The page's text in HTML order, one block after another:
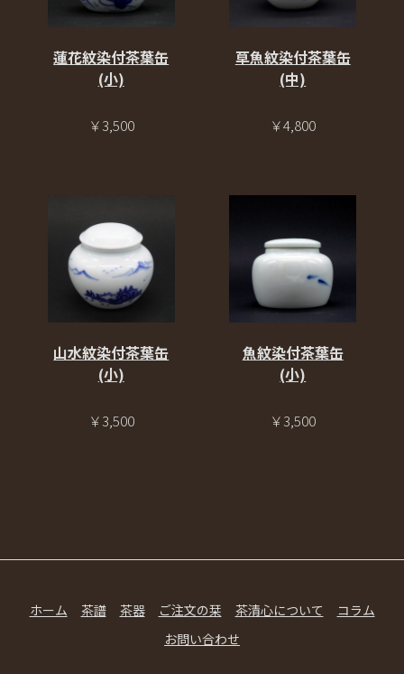
蓮花紋染付茶葉缶
(小)
￥3,500
草魚紋染付茶葉缶
(中)
￥4,800
山水紋染付茶葉缶
(小)
￥3,500
魚紋染付茶葉缶
(小)
￥3,500
ホーム 茶譜 茶器 ご注文の栞 茶清心について
コラム
お問い合わせ